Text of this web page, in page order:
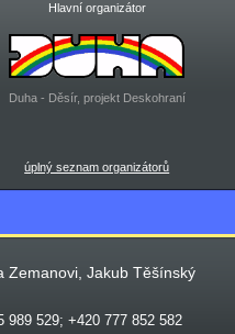
Hlavní organizátor
Duha - Děsír, projekt Deskohraní
úplný seznam organizátorů
Zemanovi, Jakub Těšínský
989 529; +420 777 852 582